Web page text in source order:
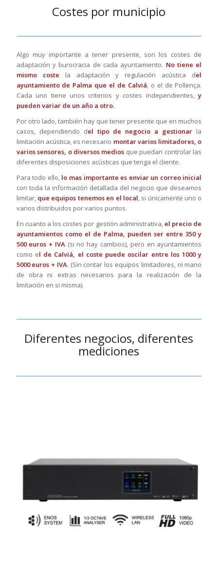
Costes por municipio
Algo muy importante a tener presente, son los costes de
adaptación y burocracia de cada ayuntamiento. No tiene el
mismo coste la adaptación y regulación acústica del
ayuntamiento de Palma que el de Calviá, o el de Pollença.
Cada uno tiene unos criterios y costes independientes,y
pueden variar de un año a otro.
Por otro lado, también hay que tener presente que en muchos
casos, dependiendo del tipo de negocio a gestionar la
limitación acústica, es necesario montar varios limitadores, o
varios sensores, o diversos medios que puedan controlar las
diferentes disposiciones acústicas que tenga el cliente.
Para todo ello, lo mas importante es enviar un correo inicial
con toda la información detallada del negocio que deseamos
limitar, que equipos tenemos en el local, si únicamente uno o
varios distribuidos por varios puntos.
En cuanto a los costes por gestión administrativa, el precio de
ayuntamientos como el de Palma, pueden ser entre 350 y
500 euros + IVA(si no hay cambios), pero en ayuntamientos
como el de Calviá, el coste puede oscilar entre los 1000 y
5000 euros + IVA. (Sin contar los equipos limitadores, ni mano
de obra ni extras necesarios para la realización de la
limitación en si misma).
Diferentes negocios, diferentes
mediciones